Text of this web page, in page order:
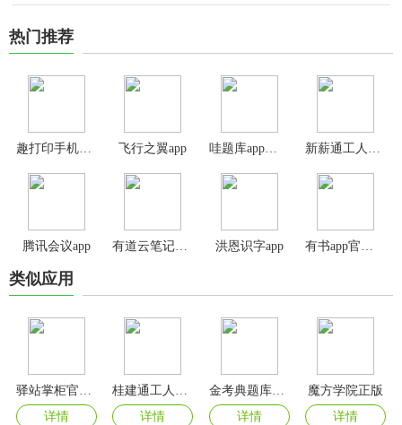
热门推荐
趣打印手机免费版 飞行之翼app 哇题库app手机版
腾讯会议app 洪恩识字app
类似应用
详情
详情
金考典题库app官方版
详情
魔方学院正版
详情